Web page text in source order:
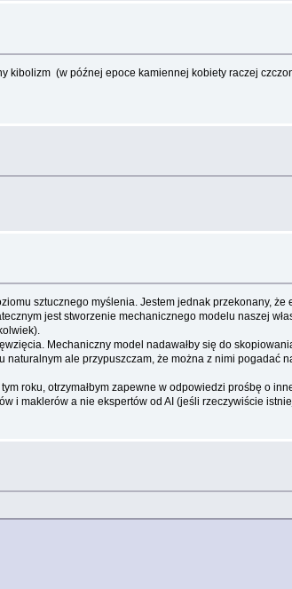
kibolizm (w późnej epoce kamiennej kobiety raczej
sztucznego myślenia. Jestem jednak przekonany,
jest stworzenie mechanicznego modelu naszej
Mechaniczny model nadawałby się do
ale przypuszczam, że można z nimi pogadać
roku, otrzymałbym zapewne w odpowiedzi prośbę o
i maklerów a nie ekspertów od AI (jeśli rzeczywiście